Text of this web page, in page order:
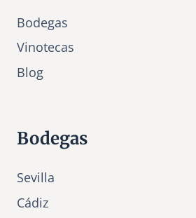
Bodegas
Vinotecas
Blog
Bodegas
Sevilla
Cádiz